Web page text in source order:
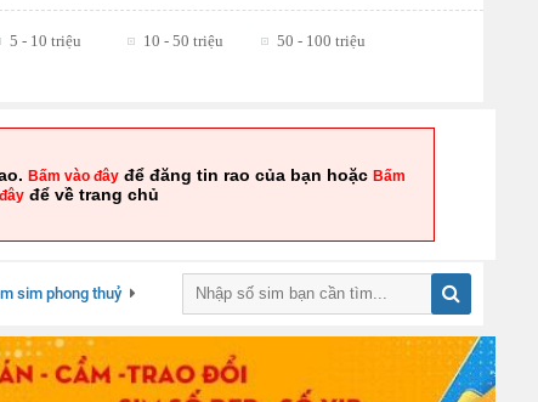
5 - 10 triệu 10 - 50 triệu
50 - 100 triệu
Bấm vào đâyđể đăng tin rao của bạn hoặc Bấm
để về trang chủ
sim phong thuỷ